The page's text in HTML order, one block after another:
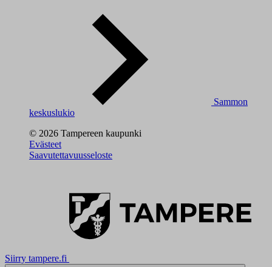
Sammon
keskuslukio
© 2026 Tampereen kaupunki
Evästeet
Saavutettavuusseloste
Siirry tampere.fi